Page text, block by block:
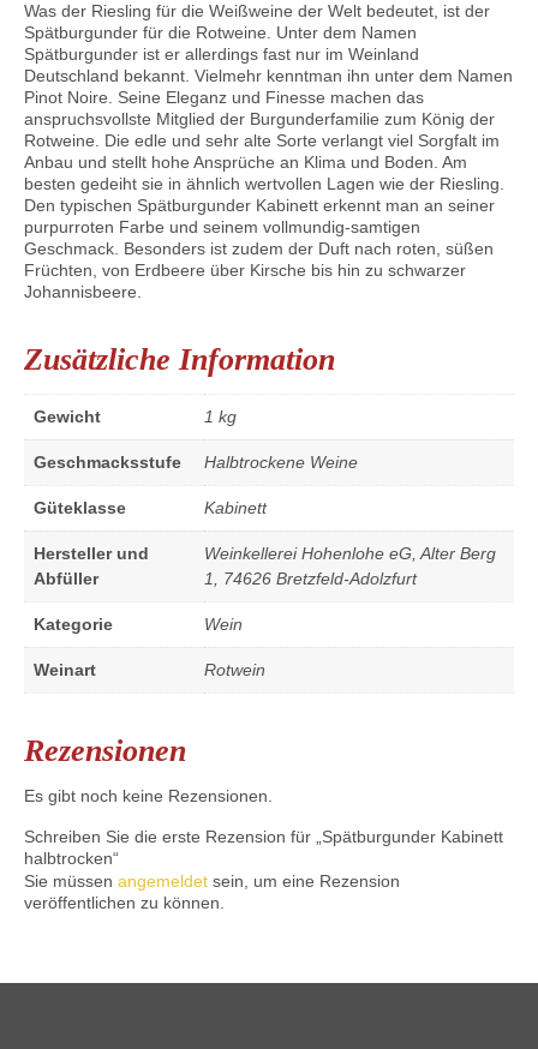
Was der Riesling für die Weißweine der Welt bedeutet, ist der
Spätburgunder für die Rotweine. Unter dem Namen
Spätburgunder ist er allerdings fast nur im Weinland
Deutschland bekannt. Vielmehr kenntman ihn unter dem Namen
Pinot Noire. Seine Eleganz und Finesse machen das
anspruchsvollste Mitglied der Burgunderfamilie zum König der
Rotweine. Die edle und sehr alte Sorte verlangt viel Sorgfalt im
Anbau und stellt hohe Ansprüche an Klima und Boden. Am
besten gedeiht sie in ähnlich wertvollen Lagen wie der Riesling.
Den typischen Spätburgunder Kabinett erkennt man an seiner
purpurroten Farbe und seinem vollmundig-samtigen
Geschmack. Besonders ist zudem der Duft nach roten, süßen
Früchten, von Erdbeere über Kirsche bis hin zu schwarzer
Johannisbeere.
Zusätzliche Information
Gewicht 1 kg
Geschmacksstufe Halbtrockene Weine
Güteklasse Kabinett
Hersteller und
Abfüller
Weinkellerei Hohenlohe eG, Alter Berg
1, 74626 Bretzfeld-Adolzfurt
Kategorie Wein
Weinart Rotwein
Rezensionen
Es gibt noch keine Rezensionen.
Schreiben Sie die erste Rezension für „Spätburgunder Kabinett
halbtrocken“
Sie müssen angemeldet sein, um eine Rezension
veröffentlichen zu können.